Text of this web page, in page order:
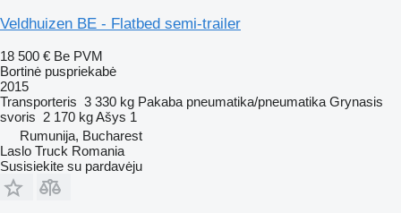
Veldhuizen BE - Flatbed semi-trailer
18 500 € Be PVM
Bortinė puspriekabė
2015
Transporteris 3 330 kg Pakaba pneumatika/pneumatika Grynasis
svoris 2 170 kgAšys 1
Rumunija, Bucharest
Laslo Truck Romania
Susisiekite su pardavėju